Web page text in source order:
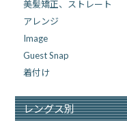
美髪矯正、ストレート
アレンジ
Image
Guest Snap
着付け
レングス別